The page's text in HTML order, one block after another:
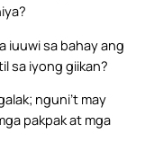
iuuwi sa bahay ang
sa iyong giikan?
nguni’t may
pakpak at mga